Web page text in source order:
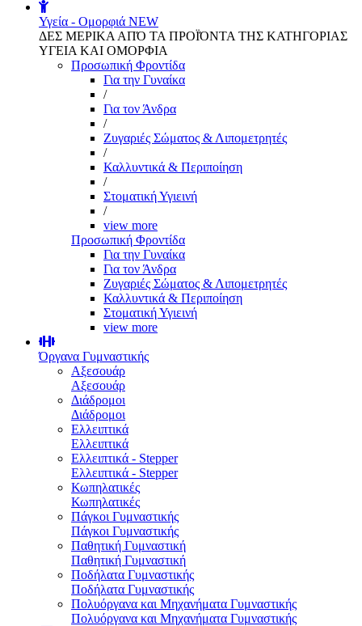
Υγεία - Ομορφιά NEW
ΔΕΣ ΜΕΡΙΚΑ ΑΠΌ ΤΑ ΠΡΟΪΌΝΤΑ ΤΗΣ ΚΑΤΗΓΟΡΙΑΣ
ΥΓΕΙΑ ΚΑΙ ΟΜΟΡΦΙΑ
Προσωπική Φροντίδα
Για την Γυναίκα
/
Για τον Άνδρα
/
Ζυγαριές Σώματος & Λιπομετρητές
/
Καλλυντικά & Περιποίηση
/
Στοματική Υγιεινή
/
view more
Προσωπική Φροντίδα
Για την Γυναίκα
Για τον Άνδρα
Ζυγαριές Σώματος & Λιπομετρητές
Καλλυντικά & Περιποίηση
Στοματική Υγιεινή
view more
Όργανα Γυμναστικής
Αξεσουάρ
Αξεσουάρ
Διάδρομοι
Διάδρομοι
Ελλειπτικά
Ελλειπτικά
Ελλειπτικά - Stepper
Ελλειπτικά - Stepper
Κωπηλατικές
Κωπηλατικές
Πάγκοι Γυμναστικής
Πάγκοι Γυμναστικής
Παθητική Γυμναστική
Παθητική Γυμναστική
Ποδήλατα Γυμναστικής
Ποδήλατα Γυμναστικής
Πολυόργανα και Μηχανήματα Γυμναστικής
Πολυόργανα και Μηχανήματα Γυμναστικής